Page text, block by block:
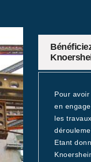
Pour
en
les
Etant